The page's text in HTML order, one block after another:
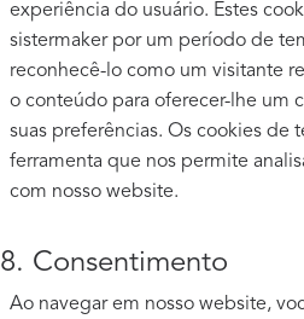
experiência do usuário. Estes
sistermaker por um período de
reconhecê-lo como um visitante
o conteúdo para oferecer-lhe um
suas preferências. Os cookies de
ferramenta que nos permite
com nosso website.
8. Consentimento
Ao navegar em nosso website,